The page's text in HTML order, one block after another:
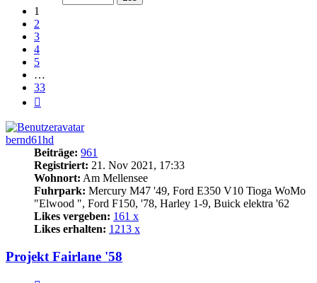
1
2
3
4
5
…
33
bernd61hd
Beiträge: 961
Registriert: 21. Nov 2021, 17:33
Wohnort: Am Mellensee
Fuhrpark: Mercury M47 '49, Ford E350 V10 Tioga WoMo
"Elwood ", Ford F150, '78, Harley 1-9, Buick elektra '62
Likes vergeben: 161 x
Likes erhalten: 1213 x
Projekt Fairlane '58